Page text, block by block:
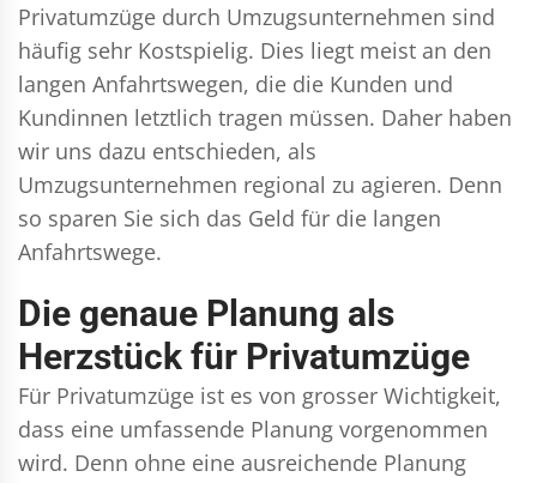
Privatumzüge durch Umzugsunternehmen sind
häufig sehr Kostspielig. Dies liegt meist an den
langen Anfahrtswegen, die die Kunden und
Kundinnen letztlich tragen müssen. Daher haben
wir uns dazu entschieden, als
Umzugsunternehmen regional zu agieren. Denn
so sparen Sie sich das Geld für die langen
Anfahrtswege.
Die genaue Planung als
Herzstück für Privatumzüge
Für Privatumzüge ist es von grosser Wichtigkeit,
dass eine umfassende Planung vorgenommen
wird. Denn ohne eine ausreichende Planung